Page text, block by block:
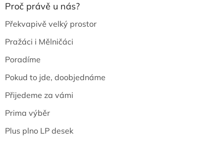
Proč právě u nás?
Překvapivě velký prostor
Pražáci i Mělničáci
Poradíme
Pokud to jde, doobjednáme
Přijedeme za vámi
Prima výběr
Plus plno LP desek